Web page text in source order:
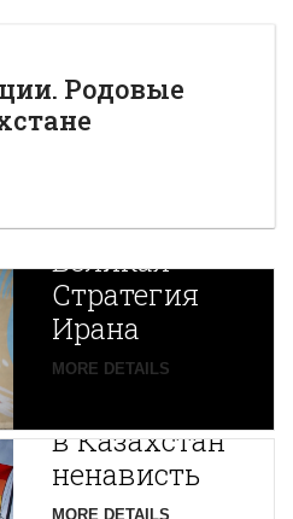
Родовые
Новая
Великая
Стратегия
Ирана
MORE DETAILS
Путин
в Казахстан
ненависть
MORE DETAILS
Центральной
Азии